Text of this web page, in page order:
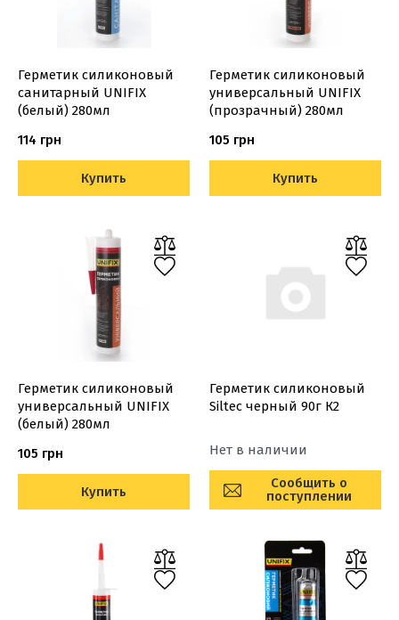
Герметик силиконовый
санитарный UNIFIX
(белый) 280мл
114 грн
Купить
Герметик силиконовый
универсальный UNIFIX
(прозрачный) 280мл
105 грн
Купить
Герметик силиконовый
универсальный UNIFIX
(белый) 280мл
105 грн
Купить
Герметик силиконовый
Siltec черный 90г К2
Нет в наличии
Сообщить о
поступлении